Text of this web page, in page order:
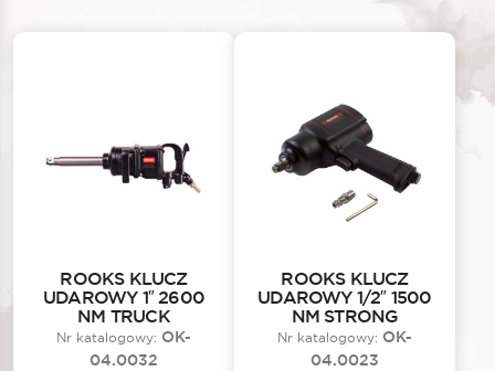
ROOKS KLUCZ
UDAROWY 1″ 2600
NM TRUCK
Nr katalogowy: OK-
04.0032
ROOKS KLUCZ
UDAROWY 1/2″ 1500
NM STRONG
Nr katalogowy: OK-
04.0023